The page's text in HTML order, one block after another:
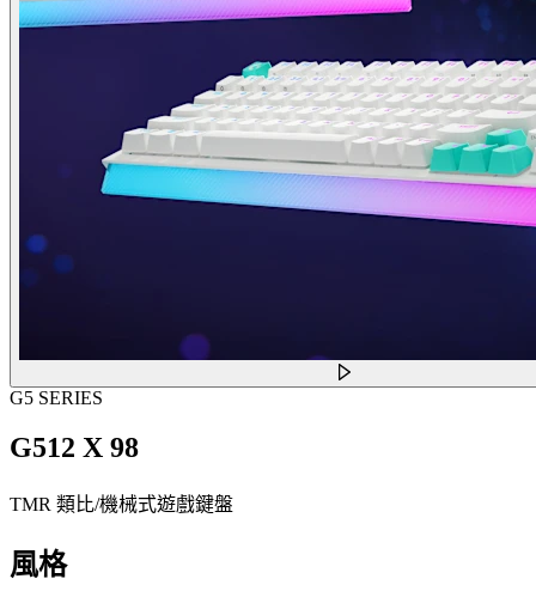
G5 SERIES
G512 X 98
TMR 類比/機械式遊戲鍵盤
風格